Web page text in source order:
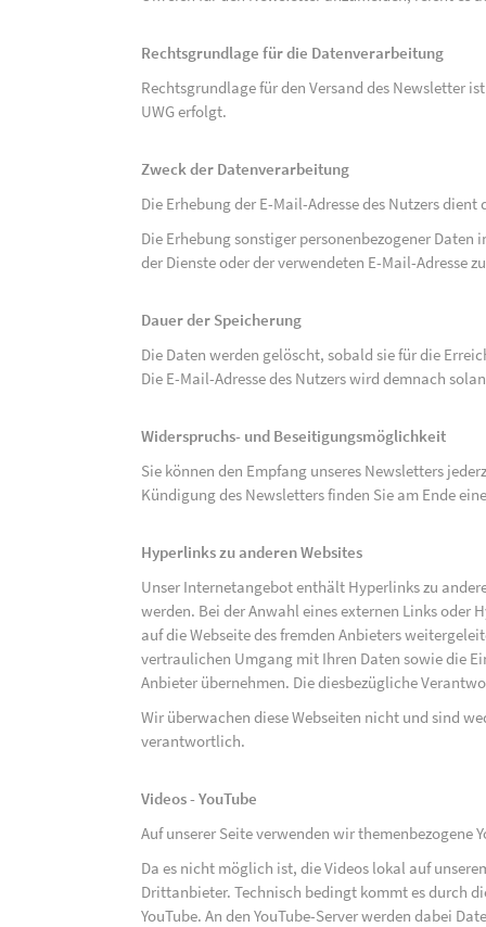
Rechtsgrundlage für die Datenverarbeitung
Rechtsgrundlage für den Versand des Newsletter ist
UWG erfolgt.
Zweck der Datenverarbeitung
Die Erhebung der E-Mail-Adresse des Nutzers
Die Erhebung sonstiger personenbezogener
der Dienste oder der verwendeten E-Mail-Adresse
Dauer der Speicherung
Die Daten werden gelöscht, sobald sie für die
Die E-Mail-Adresse des Nutzers wird demnach
Widerspruchs- und Beseitigungsmöglichkeit
Sie können den Empfang unseres Newsletters
Kündigung des Newsletters finden Sie am Ende
Hyperlinks zu anderen Websites
Unser Internetangebot enthält Hyperlinks zu
werden. Bei der Anwahl eines externen Links oder
auf die Webseite des fremden Anbieters
vertraulichen Umgang mit Ihren Daten sowie die
Anbieter übernehmen. Die diesbezügliche
Wir überwachen diese Webseiten nicht und sind
verantwortlich.
Videos - YouTube
Auf unserer Seite verwenden wir
Da es nicht möglich ist, die Videos lokal auf
Drittanbieter. Technisch bedingt kommt es durch
YouTube. An den YouTube-Server werden dabei